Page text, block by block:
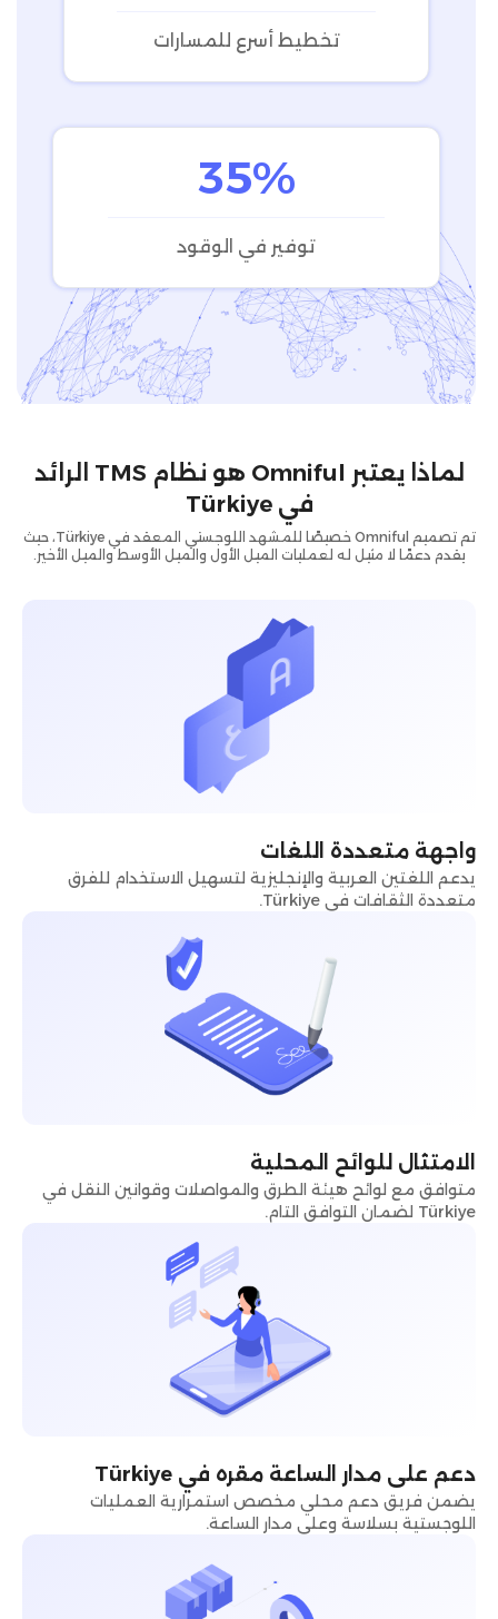
تخطيط أسرع للمسارات
35%
توفير في الوقود
لماذا يعتبر Omniful هو نظام TMS الرائد
في Türkiye
تم تصميم Omniful خصيصًا للمشهد اللوجستي المعقد في Türkiye، حيث
يقدم دعمًا لا مثيل له لعمليات الميل الأول والميل الأوسط والميل الأخير.
واجهة متعددة اللغات
يدعم اللغتين العربية والإنجليزية لتسهيل الاستخدام للفرق
متعددة الثقافات في Türkiye.
الامتثال للوائح المحلية
متوافق مع لوائح هيئة الطرق والمواصلات وقوانين النقل في
Türkiye لضمان التوافق التام.
دعم على مدار الساعة مقره في Türkiye
يضمن فريق دعم محلي مخصص استمرارية العمليات
اللوجستية بسلاسة وعلى مدار الساعة.